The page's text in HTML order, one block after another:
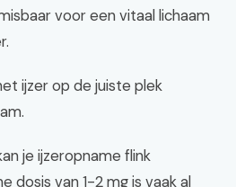
voor een vitaal lichaam
ijzer op de juiste plek
je ijzeropname flink
dosis van 1-2 mg is vaak al